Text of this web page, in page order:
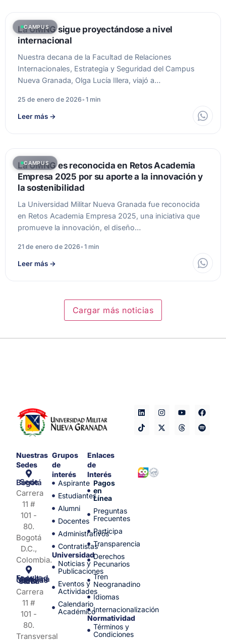
CAMPUS
La UMNG sigue proyectándose a nivel
internacional
Nuestra decana de la Facultad de Relaciones
Internacionales, Estrategia y Seguridad del Campus
Nueva Granada, Olga Lucía Illera, viajó a…
25 de enero de 2026• 1 min
Leer más →
CAMPUS
La UMNG es reconocida en Retos Academia
Empresa 2025 por su aporte a la innovación y
la sostenibilidad
La Universidad Militar Nueva Granada fue reconocida
en Retos Academia Empresa 2025, una iniciativa que
promueve la innovación, el diseño…
21 de enero de 2026• 1 min
Leer más →
Cargar más noticias
Nuestras
Sedes
Sede Bogotá
Carrera
11 #
101 -
80.
Bogotá
D.C.,
Colombia.
Facultad de Medicina y Ciencias de la Salud
Carrera
11 #
101 -
80.
Transversal
Grupos
de
interés
Aspirante
Estudiantes
Alumni
Docentes
Administrativos
Contratistas
Universidad
Noticias y
Publicaciones
Eventos y
Actividades
Calendario
Académico
Enlaces
de
Interés
Pagos
en
Línea
Preguntas
Frecuentes
Participa
Transparencia
Derechos
Pecunarios
Tren
Neogranadino
Idiomas
Internacionalización
Normatividad
Términos y
Condiciones